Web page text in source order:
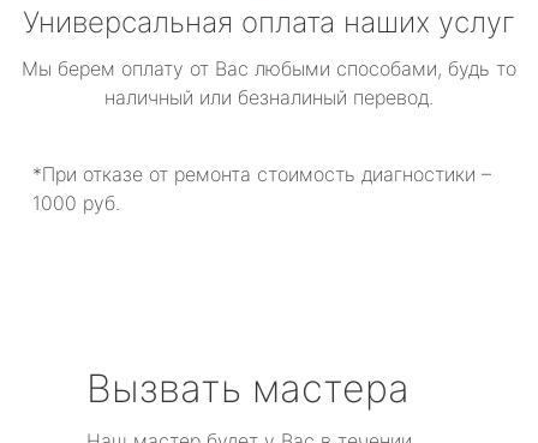
Универсальная оплата наших услуг
Мы берем оплату от Вас любыми способами, будь то
наличный или безналиный перевод.
*При отказе от ремонта стоимость диагностики –
1000 руб.
Вызвать мастера